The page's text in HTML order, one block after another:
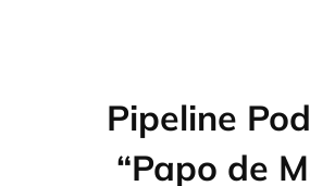
Pipeline
“Papo de